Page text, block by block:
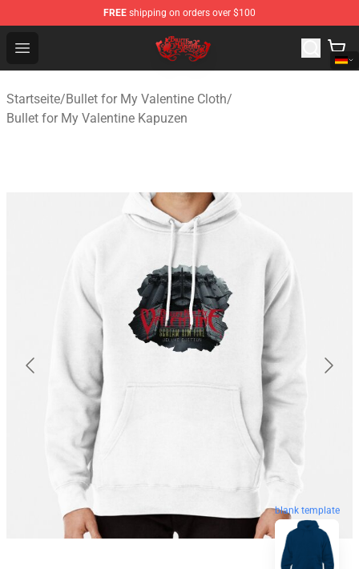
FREE shipping on orders over $100
Open menu
Bullet for My Valentine Store - Official Bullet for My
Startseite/Bullet for My Valentine Cloth/
Bullet for My Valentine Kapuzen
blank template